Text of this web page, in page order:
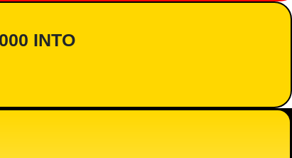
INTO